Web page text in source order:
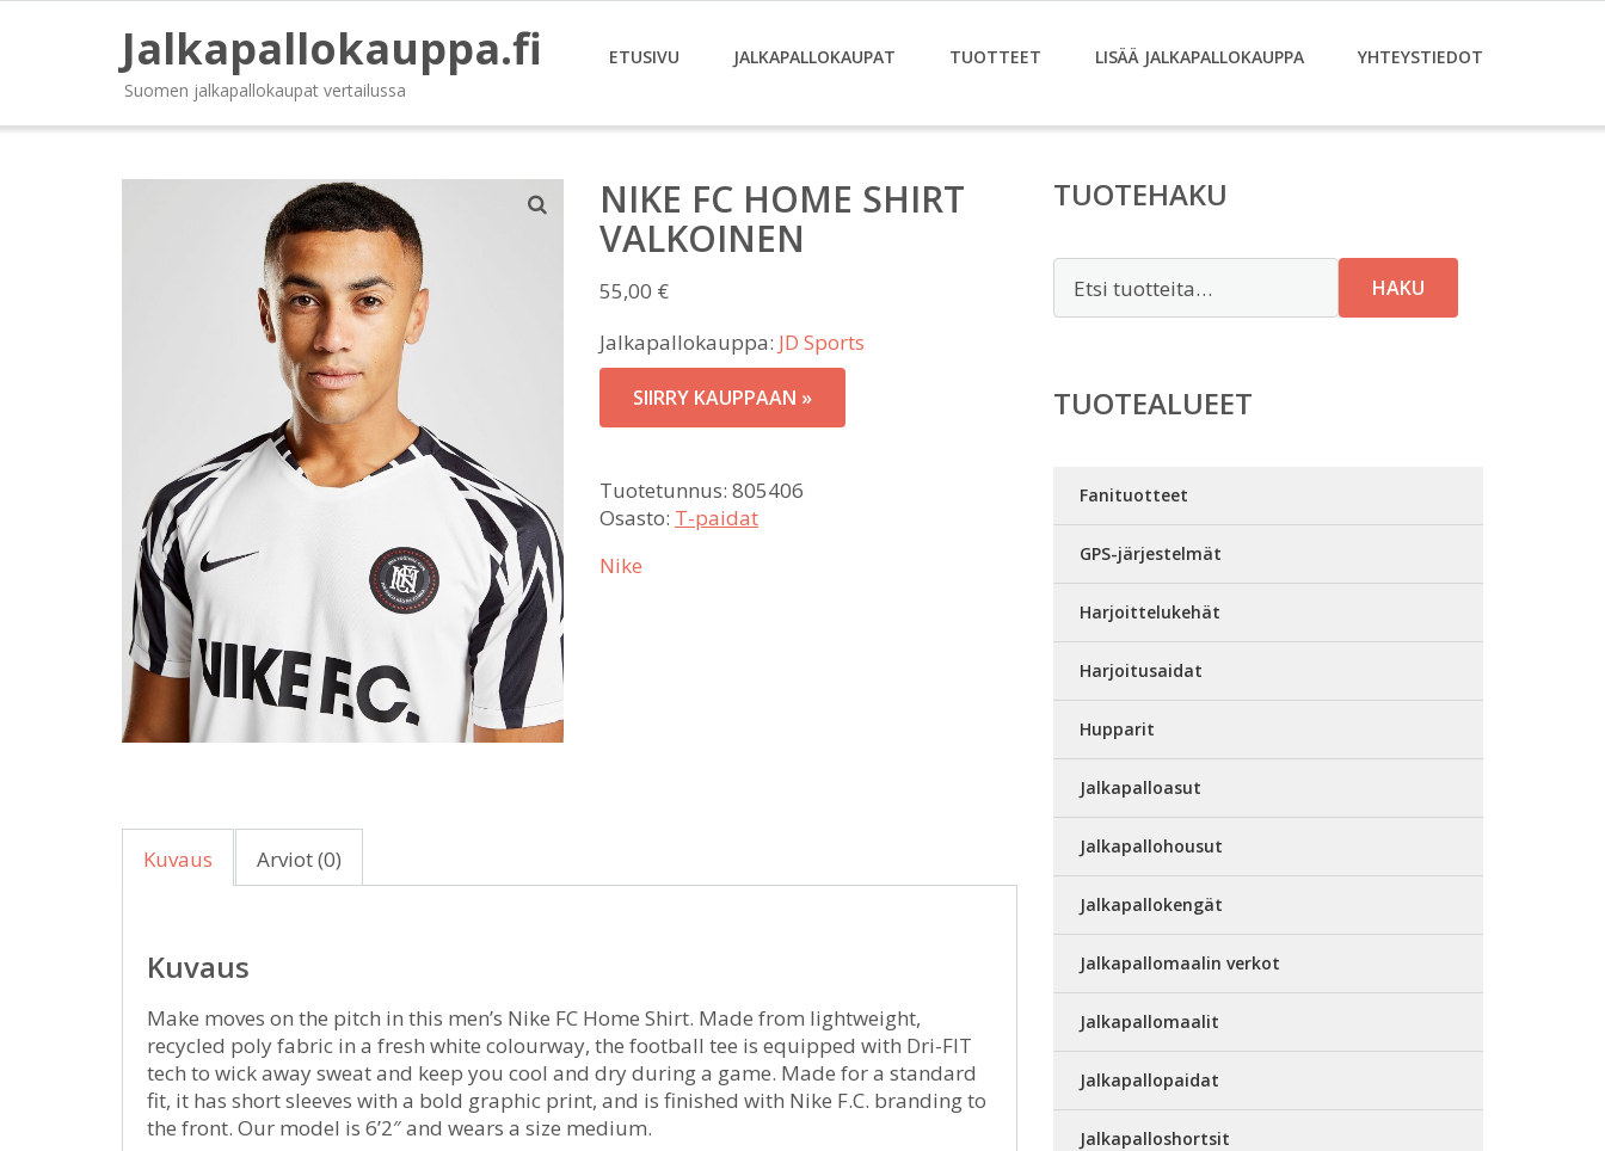
Jalkapallokauppa.fi
Suomen jalkapallokaupat vertailussa
ETUSIVU JALKAPALLOKAUPAT TUOTTEET LISÄÄ JALKAPALLOKAUPPA YHTEYSTIEDOT
NIKE FC HOME SHIRT
VALKOINEN
55,00 €
Jalkapallokauppa: JD Sports
SIIRRY KAUPPAAN »
Tuotetunnus: 805406
Osasto: T-paidat
Nike
Kuvaus Arviot (0)
Kuvaus
Make moves on the pitch in this men’s Nike FC Home Shirt. Made from lightweight,
recycled poly fabric in a fresh white colourway, the football tee is equipped with Dri-FIT
tech to wick away sweat and keep you cool and dry during a game. Made for a standard
fit, it has short sleeves with a bold graphic print, and is finished with Nike F.C. branding to
the front. Our model is 6’2″ and wears a size medium.
TUOTEHAKU
HAKU
TUOTEALUEET
Fanituotteet
GPS-järjestelmät
Harjoittelukehät
Harjoitusaidat
Hupparit
Jalkapalloasut
Jalkapallohousut
Jalkapallokengät
Jalkapallomaalin verkot
Jalkapallomaalit
Jalkapallopaidat
Jalkapalloshortsit